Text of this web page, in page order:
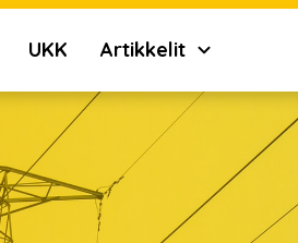
UKK Artikkelit